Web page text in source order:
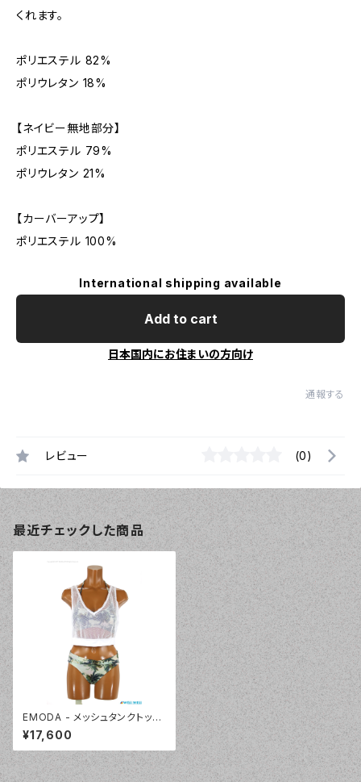
くれます。
ポリエステル 82%
ポリウレタン 18%
【ネイビー無地部分】
ポリエステル 79%
ポリウレタン 21%
【カーバーアップ】
ポリエステル 100%
International shipping available
Add to cart
日本国内にお住まいの方向け
通報する
レビュー (0)
最近チェックした商品
EMODA - メッシュタンクトップ
セット（335080 - 70:グリー
ン）
¥17,600